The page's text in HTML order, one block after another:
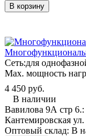
В корзину
Сеть:для
Мах. мощность
4 450 руб.
В наличии
Вавилова 9А стр 6.:
Кантемировская
Оптовый склад: В